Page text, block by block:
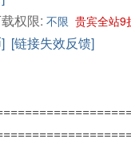
权限: 不限 贵宾全站9
[链接失效反馈]